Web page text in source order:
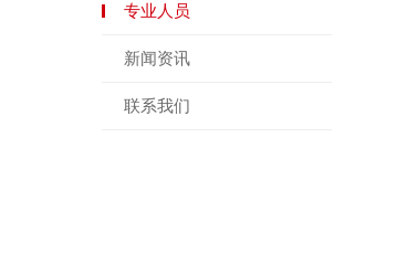
专业人员
新闻资讯
联系我们